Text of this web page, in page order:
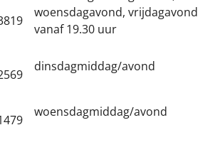
woensdagavond, vrijdagavond
vanaf 19.30 uur
dinsdagmiddag/avond
woensdagmiddag/avond